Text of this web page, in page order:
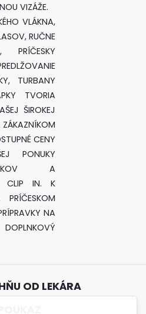
VIZÁŽE.
VLÁKNA,
RUČNE
PRÍČESKY
TURBANY
TVORIA
ŠIROKEJ
CENY
PONUKY
A
CLIP IN. K
NA
OD LEKÁRA